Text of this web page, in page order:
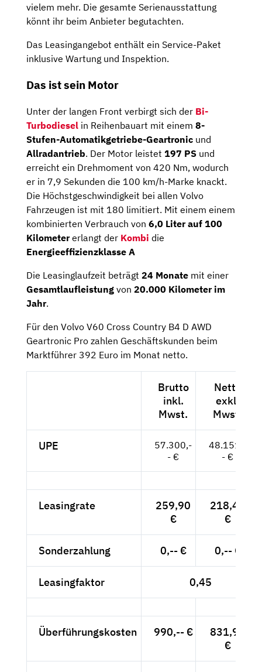
vielem mehr. Die gesamte Serienausstattung
könnt ihr beim Anbieter begutachten.
Das Leasingangebot enthält ein Service-Paket
inklusive Wartung und Inspektion.
Das ist sein Motor
Unter der langen Front verbirgt sich der Bi-
Turbodiesel in Reihenbauart mit einem 8-
Stufen-Automatikgetriebe-Geartronic und
Allradantrieb. Der Motor leistet 197 PS und
erreicht ein Drehmoment von 420 Nm, wodurch
er in 7,9 Sekunden die 100 km/h-Marke knackt.
Die Höchstgeschwindigkeit bei allen Volvo
Fahrzeugen ist mit 180 limitiert. Mit einem einem
kombinierten Verbrauch von 6,0 Liter auf 100
Kilometererlangt der Kombi die
Energieeffizienzklasse A
Die Leasinglaufzeit beträgt 24 Monate mit einer
Gesamtlaufleistung von 20.000 Kilometer im
Jahr.
Für den Volvo V60 Cross Country B4 D AWD
Geartronic Pro zahlen Geschäftskunden beim
Marktführer 392 Euro im Monat netto.
Brutto
inkl.
Mwst.
Netto
exkl.
Mwst.
UPE
57.300,-
- €
48.151,-
- €
Leasingrate
259,90
€
218,40
€
Sonderzahlung 0,-- € 0,-- €
Leasingfaktor 0,45
Überführungskosten 990,-- €
831,93
€